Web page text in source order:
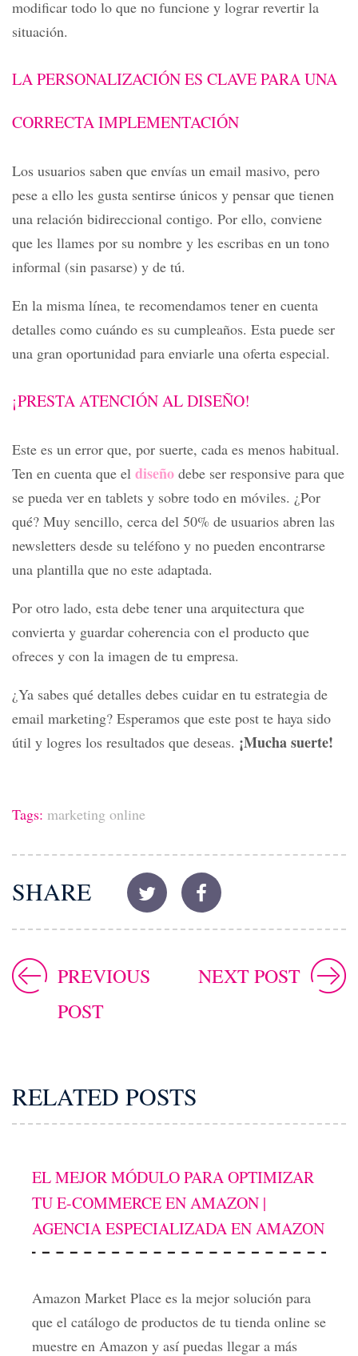
modificar todo lo que no funcione y lograr revertir la
situación.
LA PERSONALIZACIÓN ES CLAVE PARA UNA
CORRECTA IMPLEMENTACIÓN
Los usuarios saben que envías un email masivo, pero
pese a ello les gusta sentirse únicos y pensar que tienen
una relación bidireccional contigo. Por ello, conviene
que les llames por su nombre y les escribas en un tono
informal (sin pasarse) y de tú.
En la misma línea, te recomendamos tener en cuenta
detalles como cuándo es su cumpleaños. Esta puede ser
una gran oportunidad para enviarle una oferta especial.
¡PRESTA ATENCIÓN AL DISEÑO!
Este es un error que, por suerte, cada es menos habitual.
Ten en cuenta que el diseño debe ser responsive para que
se pueda ver en tablets y sobre todo en móviles. ¿Por
qué? Muy sencillo, cerca del 50% de usuarios abren las
newsletters desde su teléfono y no pueden encontrarse
una plantilla que no este adaptada.
Por otro lado, esta debe tener una arquitectura que
convierta y guardar coherencia con el producto que
ofreces y con la imagen de tu empresa.
¿Ya sabes qué detalles debes cuidar en tu estrategia de
email marketing? Esperamos que este post te haya sido
útil y logres los resultados que deseas. ¡Mucha suerte!
Tags: marketing online
SHARE
PREVIOUS
POST
NEXT POST
RELATED POSTS
EL MEJOR MÓDULO PARA OPTIMIZAR
TU E-COMMERCE EN AMAZON |
AGENCIA ESPECIALIZADA EN AMAZON
Amazon Market Place es la mejor solución para
que el catálogo de productos de tu tienda online se
muestre en Amazon y así puedas llegar a más